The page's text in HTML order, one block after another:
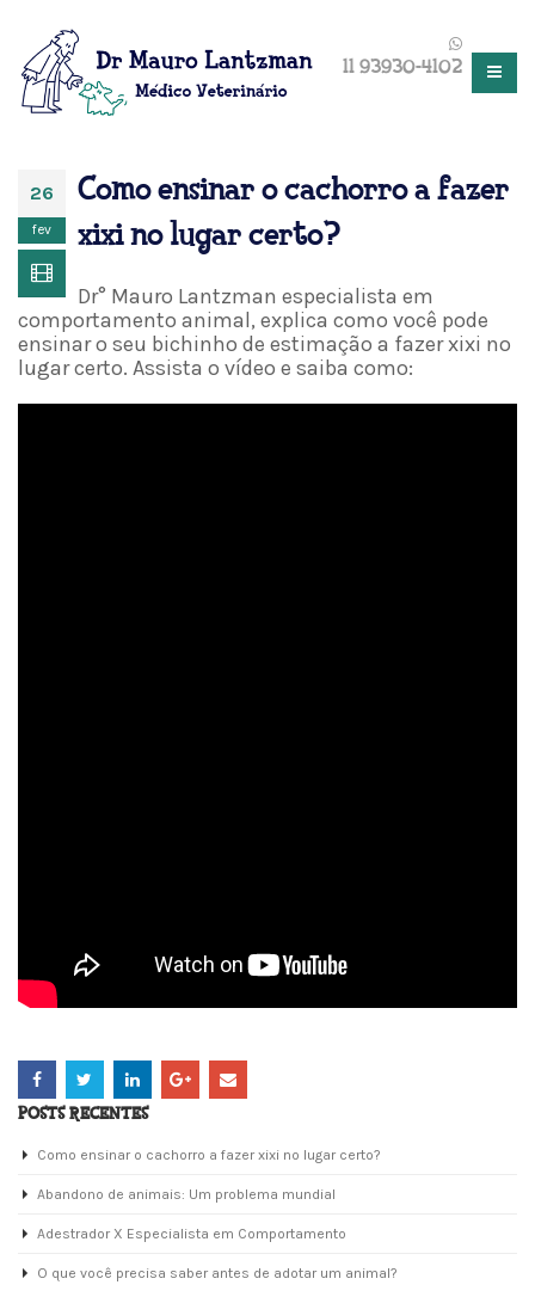
11 93930-4102
26
fev
Como ensinar o cachorro a fazer
xixi no lugar certo?
Dr° Mauro Lantzman especialista em
comportamento animal, explica como você pode
ensinar o seu bichinho de estimação a fazer xixi no
lugar certo. Assista o vídeo e saiba como:
POSTS RECENTES
Como ensinar o cachorro a fazer xixi no lugar certo?
Abandono de animais: Um problema mundial
Adestrador X Especialista em Comportamento
O que você precisa saber antes de adotar um animal?